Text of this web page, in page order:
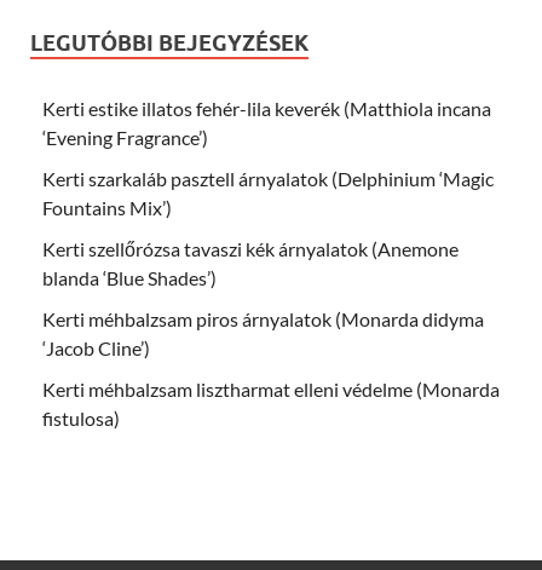
LEGUTÓBBI BEJEGYZÉSEK
Kerti estike illatos fehér-lila keverék (Matthiola incana
‘Evening Fragrance’)
Kerti szarkaláb pasztell árnyalatok (Delphinium ‘Magic
Fountains Mix’)
Kerti szellőrózsa tavaszi kék árnyalatok (Anemone
blanda ‘Blue Shades’)
Kerti méhbalzsam piros árnyalatok (Monarda didyma
‘Jacob Cline’)
Kerti méhbalzsam lisztharmat elleni védelme (Monarda
fistulosa)